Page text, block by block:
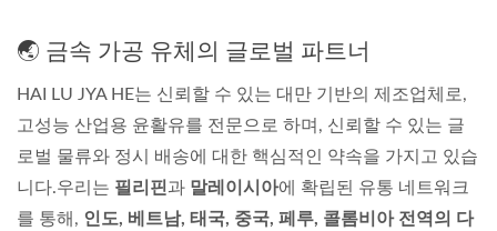
🌏 금속 가공 유체의 글로벌 파트너
HAI LU JYA HE는 신뢰할 수 있는 대만 기반의 제조업체로,
고성능 산업용 윤활유를 전문으로 하며, 신뢰할 수 있는 글
로벌 물류와 정시 배송에 대한 핵심적인 약속을 가지고 있습
니다.우리는 필리핀과 말레이시아에 확립된 유통 네트워크
를 통해, 인도, 베트남, 태국, 중국, 페루, 콜롬비아 전역의 다